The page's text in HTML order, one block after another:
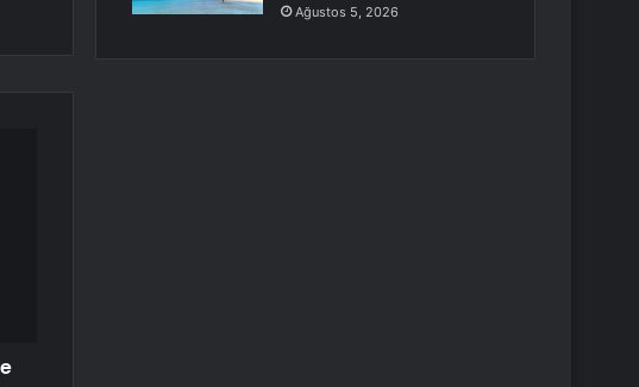
Ağustos 5, 2026